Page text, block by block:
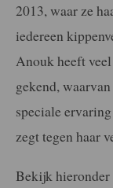
2013, waar ze
iedereen
Anouk heeft
gekend,
speciale
zegt tegen haar
Bekijk hieronder